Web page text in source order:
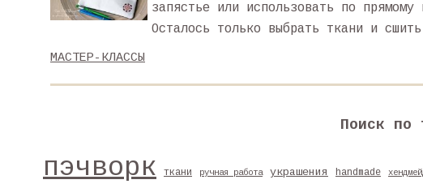
запястье или использовать по
Осталось только выбрать ткани и
МАСТЕР-КЛАССЫ
Поиск по
пэчворк ткани ручная работа украшения handmade